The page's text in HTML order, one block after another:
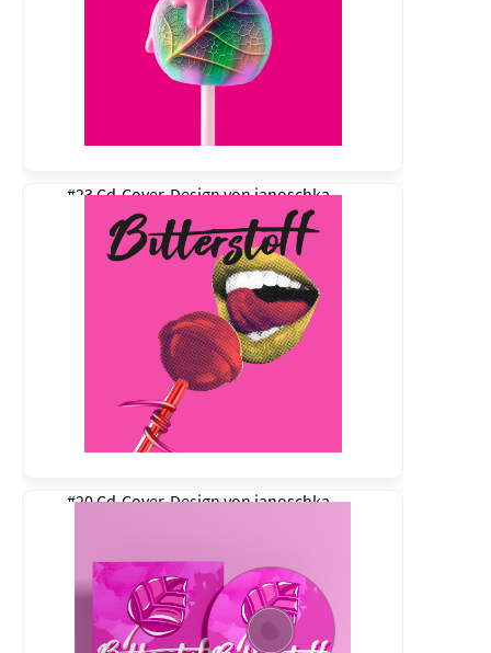
#23 Cd-Cover-Design vonjanoschka
#20 Cd-Cover-Design vonjanoschka